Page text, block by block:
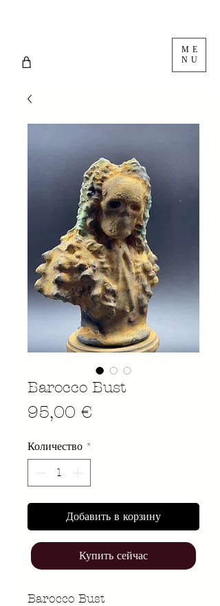
ME
NU
Barocco Bust
95,00 €
Количество *
Добавить в корзину
Купить сейчас
Barocco Bust